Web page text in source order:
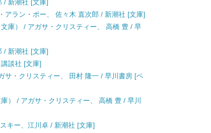
/ 新潮社 [文庫]
アラン・ポー、 佐々木 直次郎 / 新潮社 [文庫]
庫） / アガサ・クリスティー、 高橋 豊 / 早
/ 新潮社 [文庫]
談社 [文庫]
サ・クリスティー、 田村 隆一 / 早川書房 [ペ
） / アガサ・クリスティー、 高橋 豊 / 早川
キー、江川卓 / 新潮社 [文庫]